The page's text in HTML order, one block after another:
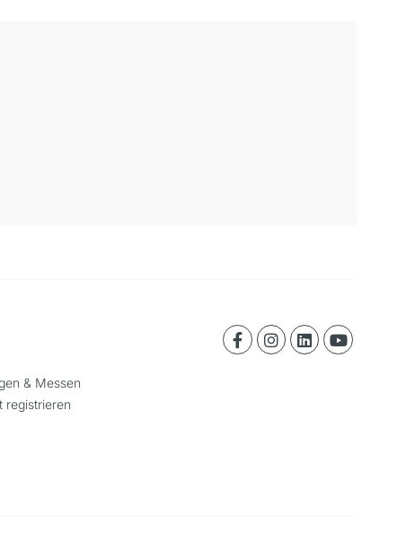
& Messen
registrieren